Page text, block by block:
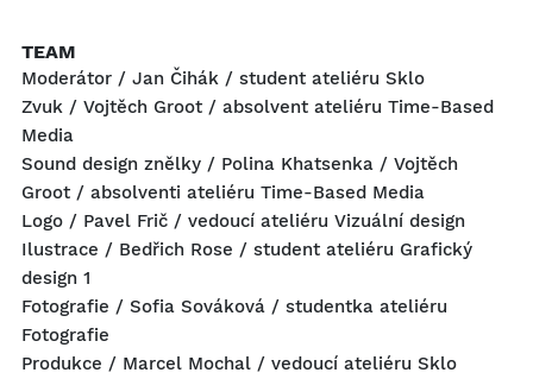
TEAM
Moderátor / Jan Čihák / student ateliéru Sklo
Zvuk / Vojtěch Groot / absolvent ateliéru Time-Based
Media
Sound design znělky / Polina Khatsenka / Vojtěch
Groot / absolventi ateliéru Time-Based Media
Logo / Pavel Frič / vedoucí ateliéru Vizuální design
Ilustrace / Bedřich Rose / student ateliéru Grafický
design 1
Fotografie / Sofia Sováková / studentka ateliéru
Fotografie
Produkce / Marcel Mochal / vedoucí ateliéru Sklo